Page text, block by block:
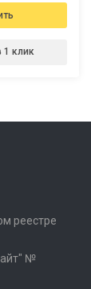
1 клик
реестре
№